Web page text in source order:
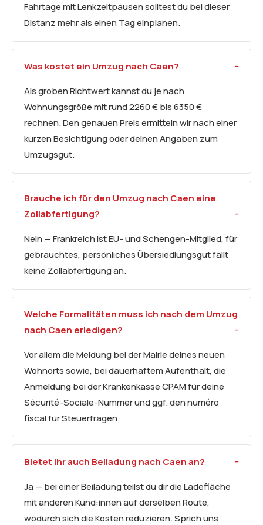
Fahrtage mit Lenkzeitpausen solltest du bei dieser
Distanz mehr als einen Tag einplanen.
Was kostet ein Umzug nach Caen?
Als groben Richtwert kannst du je nach
Wohnungsgröße mit rund 2260 € bis 6350 €
rechnen. Den genauen Preis ermitteln wir nach einer
kurzen Besichtigung oder deinen Angaben zum
Umzugsgut.
Brauche ich für den Umzug nach Caen eine
Zollabfertigung?
Nein — Frankreich ist EU- und Schengen-Mitglied, für
gebrauchtes, persönliches Übersiedlungsgut fällt
keine Zollabfertigung an.
Welche Formalitäten muss ich nach dem Umzug
nach Caen erledigen?
Vor allem die Meldung bei der Mairie deines neuen
Wohnorts sowie, bei dauerhaftem Aufenthalt, die
Anmeldung bei der Krankenkasse CPAM für deine
Sécurité-Sociale-Nummer und ggf. den numéro
fiscal für Steuerfragen.
Bietet ihr auch Beiladung nach Caen an?
Ja — bei einer Beiladung teilst du dir die Ladefläche
mit anderen Kund:innen auf derselben Route,
wodurch sich die Kosten reduzieren. Sprich uns